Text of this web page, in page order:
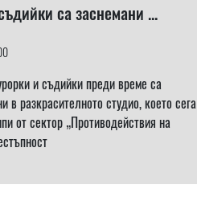
са заснемани ...
и съдийки преди време са
в разкрасителното студио, което сега
от сектор „Противодействия на